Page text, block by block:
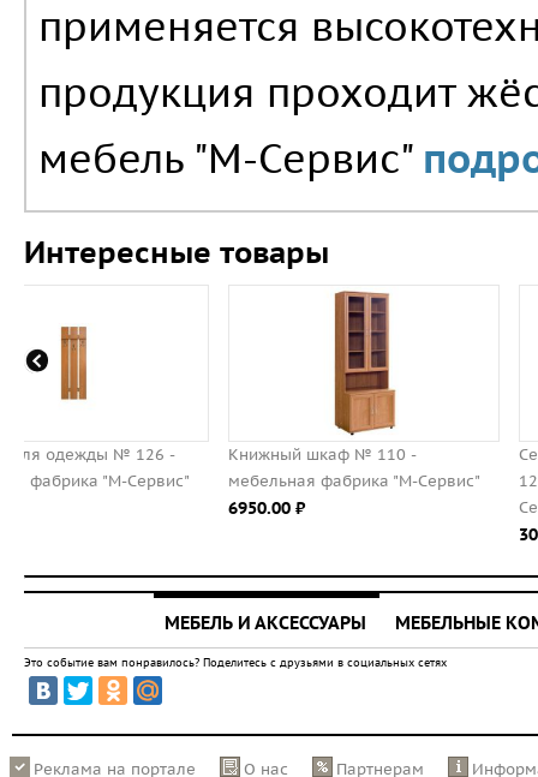
применяется
продукция проходит
мебель "М-Сервис"
Интересные товары
Книжный шкаф № 110 -
мебельная фабрика "М-Сервис"
Секция концевая /
123 - мебельная
МЕБЕЛЬ И АКСЕССУАРЫ МЕБЕЛЬНЫЕ
Это событие вам понравилось? Поделитесь с друзьями в социальных сетях
Реклама на портале О нас Партнерам